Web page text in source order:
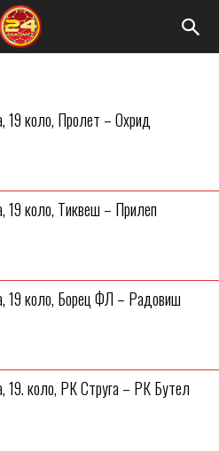
19 коло, Пролет – Охрид
19 коло, Тиквеш – Прилеп
19 коло, Борец ФЛ – Радовиш
19. коло, РК Струга – РК Бутел